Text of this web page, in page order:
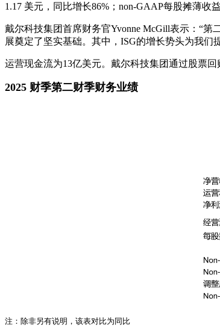
1.17 美元，同比增长86%；non-GAAP每股摊薄收
戴尔科技集团首席财务官Yvonne McGill表示：“
展奠定了坚实基础。其中，ISG的增长势头为我们
运营现金流为13亿美元。戴尔科技集团通过股票
2025 财季第二财季财务业绩
注：除非另有说明，该表对比为同比